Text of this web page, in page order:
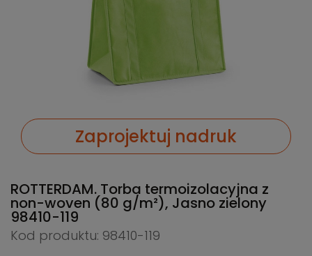
Zaprojektuj nadruk
ROTTERDAM. Torba termoizolacyjna z
non-woven (80 g/m²), Jasno zielony
98410-119
Kod produktu: 98410-119